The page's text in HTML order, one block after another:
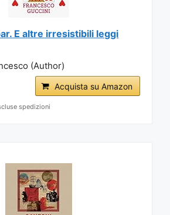
E altre irresistibili leggi
(Author)
Acquista su Amazon
spedizioni